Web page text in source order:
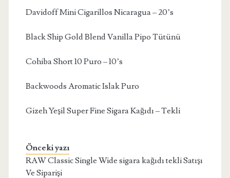
Davidoff Mini Cigarillos Nicaragua – 20’s
Black Ship Gold Blend Vanilla Pipo Tütünü
Cohiba Short 10 Puro – 10’s
Backwoods Aromatic Islak Puro
Gizeh Yeşil Super Fine Sigara Kağıdı – Tekli
Önceki yazı
RAW Classic Single Wide sigara kağıdı tekli Satışı
Ve Siparişi